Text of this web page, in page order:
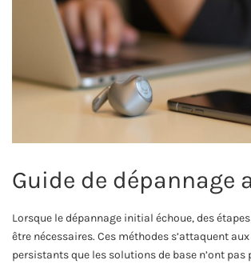
Guide de dépannage
Lorsque le dépannage initial échoue, des
être nécessaires. Ces méthodes s’attaquent
persistants que les solutions de base n’ont pas